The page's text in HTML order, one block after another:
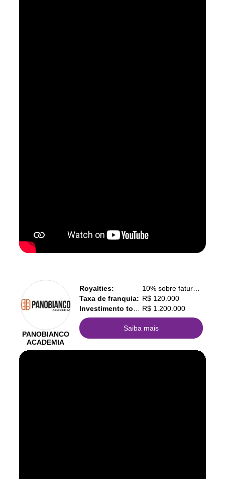
PANOBIANCO
ACADEMIA
Royalties:
10% sobre faturamento
Taxa de franquia: R$ 120.000
R$ 1.200.000
Saiba mais